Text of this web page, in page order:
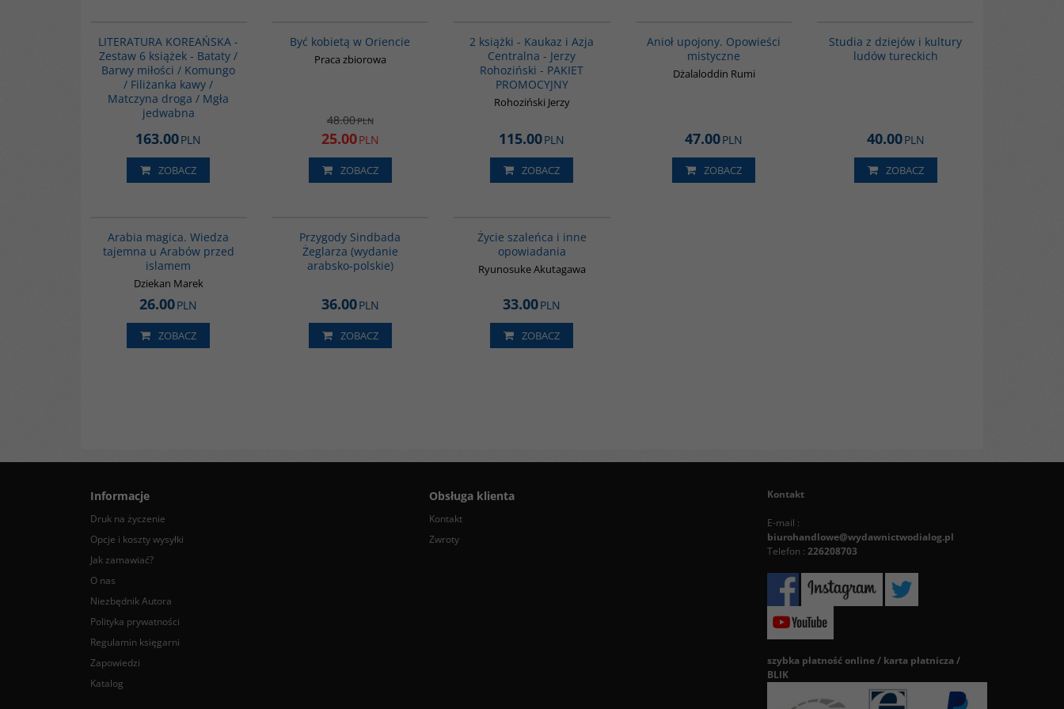
LITERATURA KOREAŃSKA -
Zestaw 6 książek - Bataty /
Barwy miłości / Komungo
/ Filiżanka kawy /
Matczyna droga / Mgła
jedwabna
163.00PLN
ZOBACZ
Być kobietą w Oriencie
Praca zbiorowa
48.00PLN
25.00PLN
ZOBACZ
2 książki - Kaukaz i Azja
Centralna - Jerzy
Rohoziński - PAKIET
PROMOCYJNY
Rohoziński Jerzy
115.00PLN
ZOBACZ
Anioł upojony. Opowieści
mistyczne
Dżalaloddin Rumi
47.00PLN
ZOBACZ
Studia z dziejów i kultury
ludów tureckich
40.00PLN
ZOBACZ
Arabia magica. Wiedza
tajemna u Arabów przed
islamem
Dziekan Marek
26.00PLN
ZOBACZ
Przygody Sindbada
Żeglarza (wydanie
arabsko-polskie)
36.00PLN
ZOBACZ
Życie szaleńca i inne
opowiadania
Ryunosuke Akutagawa
33.00PLN
ZOBACZ
Informacje
Druk na życzenie
Opcje i koszty wysyłki
Jak zamawiać?
O nas
Niezbędnik Autora
Polityka prywatności
Regulamin księgarni
Zapowiedzi
Katalog
Obsługa klienta
Kontakt
Zwroty
Kontakt
E-mail :
biurohandlowe@wydawnictwodialog.pl
Telefon : 226208703
szybka płatność online / karta płatnicza /
BLIK